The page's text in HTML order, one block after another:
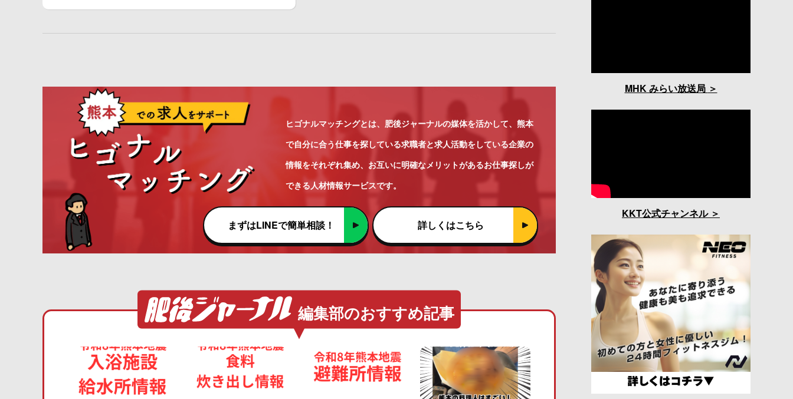
ヒゴナルマッチングとは、肥後ジャーナルの媒体を活かして、熊本
で自分に合う仕事を探している求職者と求人活動をしている企業の
情報をそれぞれ集め、お互いに明確なメリットがあるお仕事探しが
できる人材情報サービスです。
まずはLINEで簡単相談！ 詳しくはこちら
編集部のおすすめ記事
MHK みらい放送局
KKT公式チャンネル